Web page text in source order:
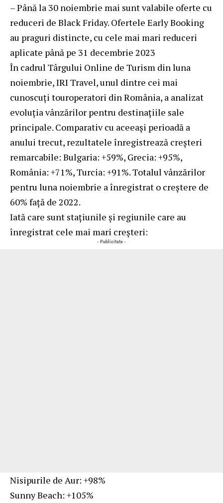
– Până la 30 noiembrie mai sunt valabile oferte cu
reduceri de Black Friday. Ofertele Early Booking
au praguri distincte, cu cele mai mari reduceri
aplicate până pe 31 decembrie 2023
În cadrul Târgului Online de Turism din luna
noiembrie,IRI Travel, unul dintre cei mai
cunoscuți touroperatori din România, a analizat
evoluția vânzărilor pentru destinațiile sale
principale. Comparativ cu aceeași perioadă a
anului trecut, rezultatele înregistrează creșteri
remarcabile: Bulgaria: +59%, Grecia: +95%,
România: +71%, Turcia: +91%. Totalul vânzărilor
pentru luna noiembrie a înregistrat o creștere de
60% față de 2022.
Iată care sunt stațiunile și regiunile care au
înregistrat cele mai mari creșteri:
- Publicitate -
Nisipurile de Aur: +98%
Sunny Beach: +105%